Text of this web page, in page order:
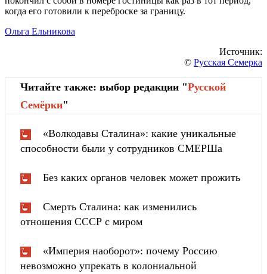
когда его готовили к переброске за границу.
Ольга Ельникова
Источник:
© Русская Семерка
Читайте также: выбор редакции "Русской
Cемёрки"
«Волкодавы Сталина»: какие уникальные
способности были у сотрудников СМЕРШа
Без каких органов человек может прожить
Смерть Сталина: как изменились
отношения СССР с миром
«Империя наоборот»: почему Россию
невозможно упрекать в колониальной